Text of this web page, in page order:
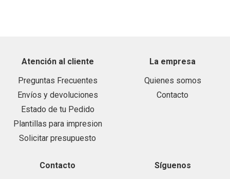
Atención al cliente
Preguntas Frecuentes
Envíos y devoluciones
Estado de tu Pedido
Plantillas para impresion
Solicitar presupuesto
La empresa
Quienes somos
Contacto
Contacto Síguenos